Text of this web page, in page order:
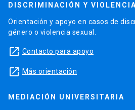
DISCRIMINACIÓN Y
Orientación y apoyo en casos de
género o violencia sexual.
launch Contacto para apoyo
launch Más orientación
MEDIACIÓN UNIVERSITARIA